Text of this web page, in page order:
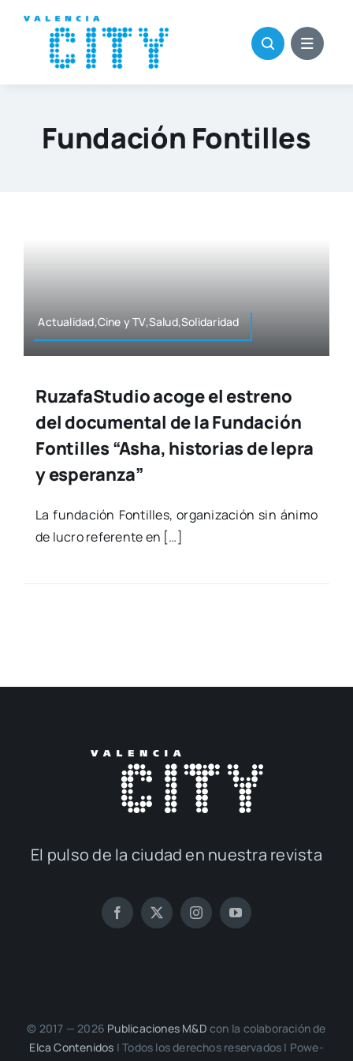
contenido
Fundación Fontilles
Actualidad,Cine y TV,Salud,Solidaridad
RuzafaStudio acoge el estreno
del documental de la Fundación
Fontilles “Asha, historias de lepra
y esperanza”
La fun­da­ción Fon­ti­lles, orga­ni­za­ción sin áni­mo
de lucro refe­ren­te en […]
El pul­so de la ciu­dad en nues­tra revis­ta
© 2017 — 2026 Publi­ca­cio­nes M&D con la cola­bo­ra­ción de
Elca Con­te­ni­dos | Todos los dere­chos reser­va­dos | Powe­